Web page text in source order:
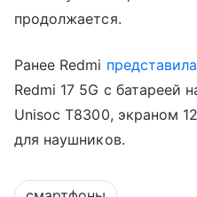
продолжается.
Ранее Redmi представила
Redmi 17 5G с батареей
Unisoc T8300, экраном
для наушников.